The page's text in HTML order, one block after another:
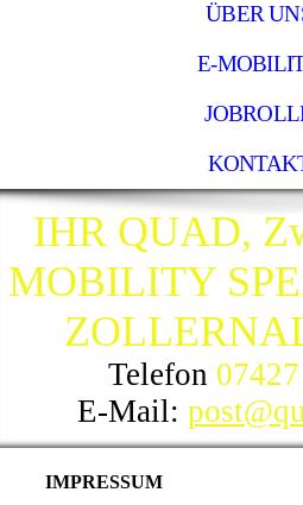
ÜBER
E-
IHR QUAD,
MOBILITY
Telefon
E-Mail:
IMPRESSUM